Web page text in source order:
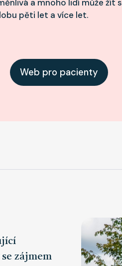
a mnoho lidí může žít s
pěti let a více let.
Web pro pacienty
zájmem